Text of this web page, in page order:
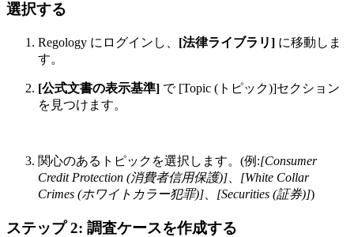
選択する
Regology にログインし、 [法律ライブラリ] に移動しま
す。
[公式文書の表示基準] で [Topic (トピック)]セクション
を見つけます。
関心のあるトピックを選択します。(例:[Consumer
Credit Protection (消費者信用保護)]
[White Collar
Crimes (ホワイトカラー犯罪)]
[Securities (証券)])
ステップ 2: 調査ケースを作成する